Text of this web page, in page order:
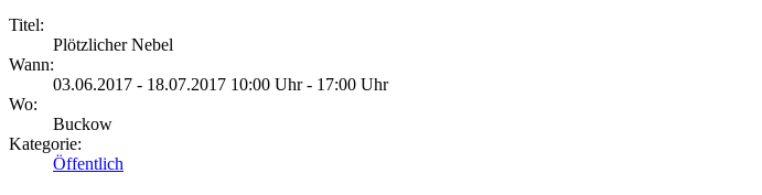
Titel:
Plötzlicher Nebel
Wann:
03.06.2017 - 18.07.2017 10:00 Uhr - 17:00 Uhr
Wo:
Buckow
Kategorie:
Öffentlich